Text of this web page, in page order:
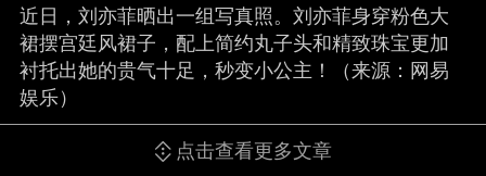
近日，刘亦菲晒出一组写真照。刘亦菲身穿粉色大
裙摆宫廷风裙子，配上简约丸子头和精致珠宝更加
衬托出她的贵气十足，秒变小公主！（来源：网易
娱乐）
点击查看更多文章